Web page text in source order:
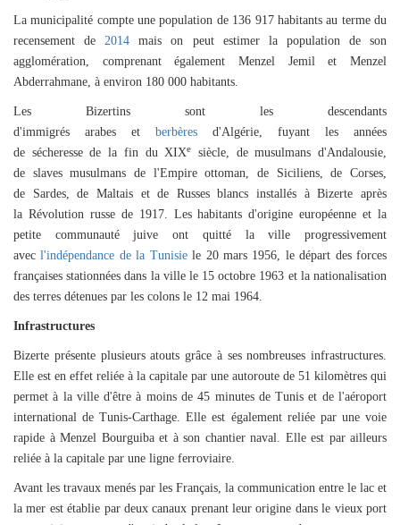
La municipalité compte une population de 136 917 habitants au terme du
recensement de2014 mais on peut estimer la population de son
agglomération, comprenant également Menzel Jemil et Menzel
Abderrahmane, à environ 180 000 habitants.
Les Bizertins sont les descendants
d'immigrés arabes et berbères d'Algérie, fuyant les années
de sécheressede la fin duXIXe siècle, demusulmans d'Andalousie,
de slavesmusulmans de l'Empire ottoman, de Siciliens, deCorses,
de Sardes, de Maltaiset de Russes blancs installés à Bizerte après
la Révolution russede 1917. Les habitants d'origine européenne et la
petite communauté juive ont quitté la ville progressivement
avecl'indépendance de la Tunisiele 20 mars 1956, le départ des forces
françaises stationnées dans la ville le 15 octobre 1963 et la nationalisation
des terres détenues par les colons le 12 mai 1964.
Infrastructures
Bizerte présente plusieurs atouts grâce à ses nombreuses infrastructures.
Elle est en effet reliée à la capitale par une autoroute de 51 kilomètres qui
permet à la ville d'être à moins de 45 minutes de Tunis et de l'aéroport
international de Tunis-Carthage. Elle est également reliée par une voie
rapide à Menzel Bourguiba et à son chantier naval. Elle est par ailleurs
reliée à la capitale par une ligne ferroviaire.
Avant les travaux menés par les Français, la communication entre le lac et
la mer est établie par deux canaux prenant leur origine dans le vieux port